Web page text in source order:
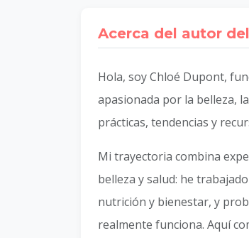
Acerca del autor
Hola, soy Chloé Dupont,
apasionada por la belleza,
prácticas, tendencias y
Mi trayectoria combina
belleza y salud: he
nutrición y bienestar, y
realmente funciona. Aquí